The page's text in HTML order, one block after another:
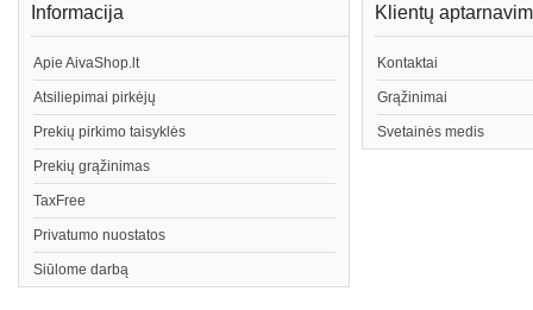
Informacija
Apie AivaShop.lt
Atsiliepimai pirkėjų
Prekių pirkimo taisyklės
Prekių grąžinimas
TaxFree
Privatumo nuostatos
Siūlome darbą
Klientų
Kontaktai
Grąžinimai
Svetainės medis